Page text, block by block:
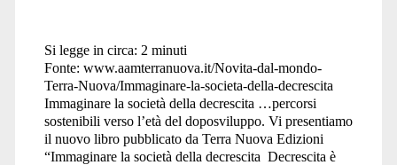
veganismo</span>
Si legge in circa: 2 minuti
Fonte: www.aamterranuova.it/Novita-dal-mondo-
Terra-Nuova/Immaginare-la-societa-della-decrescita
Immaginare la società della decrescita …percorsi
sostenibili verso l’età del doposviluppo. Vi presentiamo
il nuovo libro pubblicato da Terra Nuova Edizioni
“Immaginare la società della decrescita Decrescita è